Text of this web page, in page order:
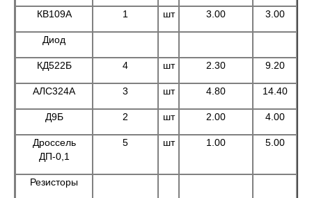
КВ109А 1 шт 3.00 3.00
Диод
КД522Б 4 шт 2.30 9.20
АЛС324А 3 шт 4.80 14.40
Д9Б 2 шт 2.00 4.00
Дроссель
ДП-0,1
5 шт 1.00 5.00
Резисторы